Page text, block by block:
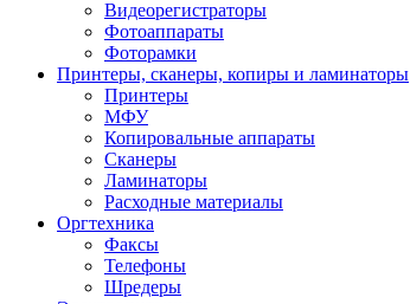
Видеорегистраторы
Фотоаппараты
Фоторамки
Принтеры, сканеры, копиры и ламинаторы
Принтеры
МФУ
Копировальные аппараты
Сканеры
Ламинаторы
Расходные материалы
Оргтехника
Факсы
Телефоны
Шредеры